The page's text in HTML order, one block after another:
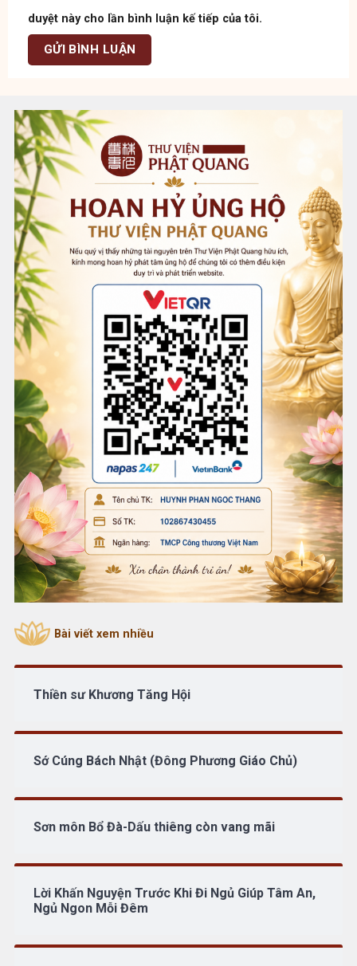
duyệt này cho lần bình luận kế tiếp của tôi.
Bài viết xem nhiều
Thiền sư Khương Tăng Hội
Sớ Cúng Bách Nhật (Đông Phương Giáo Chủ)
Sơn môn Bổ Đà-Dấu thiêng còn vang mãi
Lời Khấn Nguyện Trước Khi Đi Ngủ Giúp Tâm An,
Ngủ Ngon Mỗi Đêm